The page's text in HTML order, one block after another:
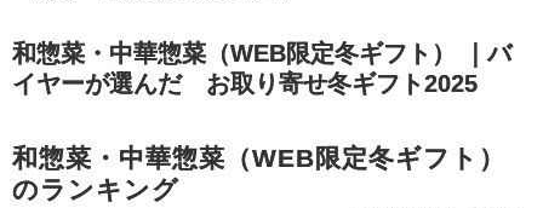
和惣菜・中華惣菜（WEB限定冬ギフト） ｜バ
イヤーが選んだ お取り寄せ冬ギフト2025
和惣菜・中華惣菜（WEB限定冬ギフト）
のランキング